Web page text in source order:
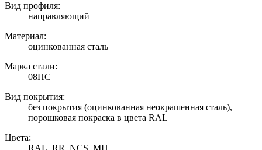
Вид профиля:
направляющий
Материал:
оцинкованная сталь
Марка стали:
08ПС
Вид покрытия:
без покрытия (оцинкованная неокрашенная сталь),
порошковая покраска в цвета RAL
Цвета:
RAL, RR, NCS, МП